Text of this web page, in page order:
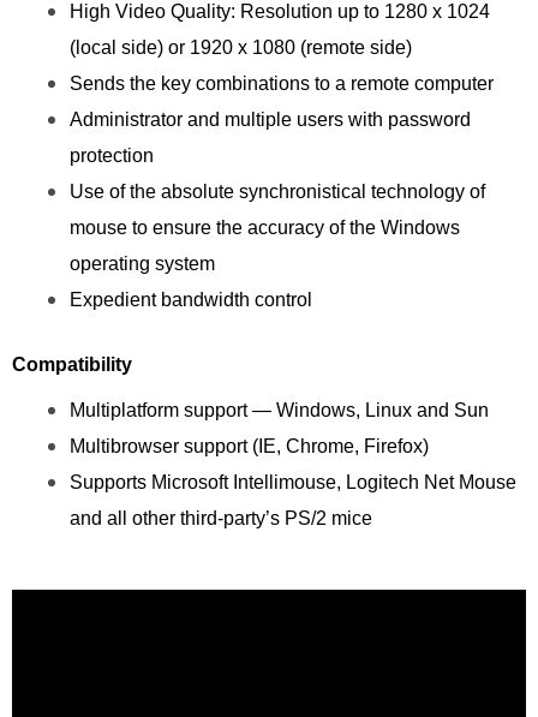
High Video Quality: Resolution up to 1280 x 1024
(local side) or 1920 x 1080 (remote side)
Sends the key combinations to a remote computer
Administrator and multiple users with password
protection
Use of the absolute synchronistical technology of
mouse to ensure the accuracy of the Windows
operating system
Expedient bandwidth control
Compatibility
Multiplatform support — Windows, Linux and Sun
Multibrowser support (IE, Chrome, Firefox)
Supports Microsoft Intellimouse, Logitech Net Mouse
and all other third-party’s PS/2 mice